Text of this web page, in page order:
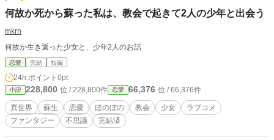
何故か死から蘇った私は、教会で起きて2人の少年と出会う
mkrn
何故か生き返った少女と、少年2人のお話
恋愛 完結 短編
24h.ポイント 0pt
小説 228,800 位 / 228,800件 恋愛 66,376 位 / 66,376件
異世界 蘇生 恋愛 ほのぼの 教会 少女
ラブコメ
ファンタジー
不思議 完結済